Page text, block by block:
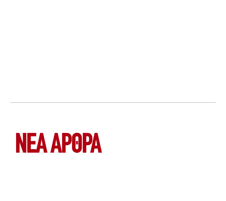
ΝΕΑ ΆΡΘΡΑ